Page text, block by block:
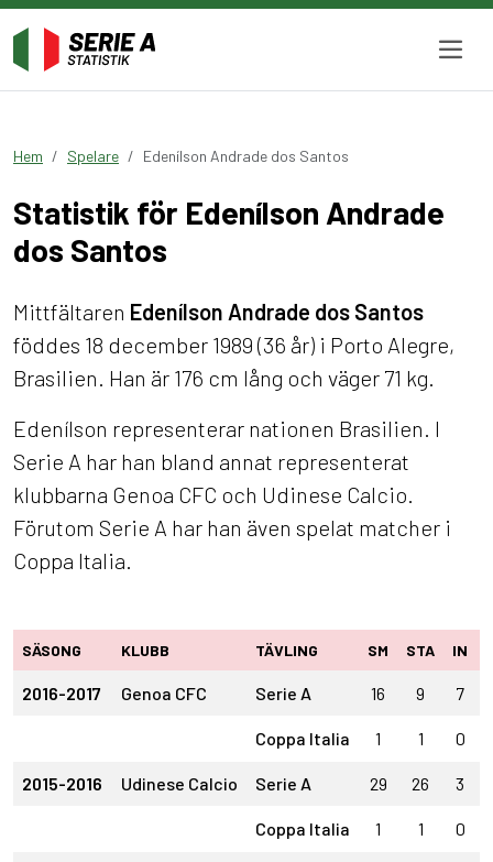
Hem Spelare Edenílson Andrade dos Santos
Statistik för Edenílson Andrade
dos Santos
Mittfältaren Edenílson Andrade dos Santos
föddes 18 december 1989 (36 år) i Porto Alegre,
Brasilien. Han är 176 cm lång och väger 71 kg.
Edenílson representerar nationen Brasilien. I
Serie A har han bland annat representerat
klubbarna Genoa CFC och Udinese Calcio.
Förutom Serie A har han även spelat matcher i
Coppa Italia.
SÄSONG KLUBB TÄVLING SM STA IN
2016-2017 Genoa CFC Serie A 16 9 7
Coppa Italia 1 1 0
2015-2016 Udinese Calcio Serie A 29 26 3
Coppa Italia 1 1 0